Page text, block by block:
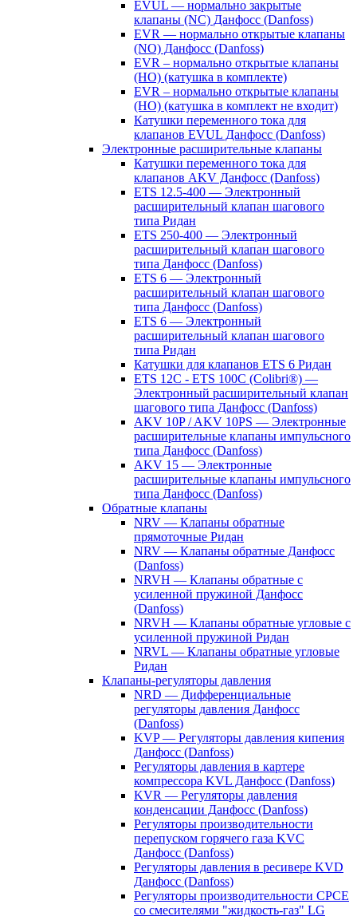
EVUL — нормально закрытые
клапаны (NC) Данфосс (Danfoss)
EVR — нормально открытые клапаны
(NO) Данфосс (Danfoss)
EVR – нормально открытые клапаны
(НО) (катушка в комплекте)
EVR – нормально открытые клапаны
(НО) (катушка в комплект не входит)
Катушки переменного тока для
клапанов EVUL Данфосс (Danfoss)
Электронные расширительные клапаны
Катушки переменного тока для
клапанов AKV Данфосс (Danfoss)
ETS 12.5-400 — Электронный
расширительный клапан шагового
типа Ридан
ETS 250-400 — Электронный
расширительный клапан шагового
типа Данфосс (Danfoss)
ETS 6 — Электронный
расширительный клапан шагового
типа Данфосс (Danfoss)
ETS 6 — Электронный
расширительный клапан шагового
типа Ридан
Катушки для клапанов ETS 6 Ридан
ETS 12C - ETS 100C (Colibri®) —
Электронный расширительный клапан
шагового типа Данфосс (Danfoss)
AKV 10P / AKV 10PS — Электронные
расширительные клапаны импульсного
типа Данфосс (Danfoss)
AKV 15 — Электронные
расширительные клапаны импульсного
типа Данфосс (Danfoss)
Обратные клапаны
NRV — Клапаны обратные
прямоточные Ридан
NRV — Клапаны обратные Данфосс
(Danfoss)
NRVH — Клапаны обратные с
усиленной пружиной Данфосс
(Danfoss)
NRVH — Клапаны обратные угловые с
усиленной пружиной Ридан
NRVL — Клапаны обратные угловые
Ридан
Клапаны-регуляторы давления
NRD — Дифференциальные
регуляторы давления Данфосс
(Danfoss)
KVP — Регуляторы давления кипения
Данфосс (Danfoss)
Регуляторы давления в картере
компрессора KVL Данфосс (Danfoss)
KVR — Регуляторы давления
конденсации Данфосс (Danfoss)
Регуляторы производительности
перепуском горячего газа KVC
Данфосс (Danfoss)
Регуляторы давления в ресивере KVD
Данфосс (Danfoss)
Регуляторы производительности CPCE
со смесителями "жидкость-газ" LG